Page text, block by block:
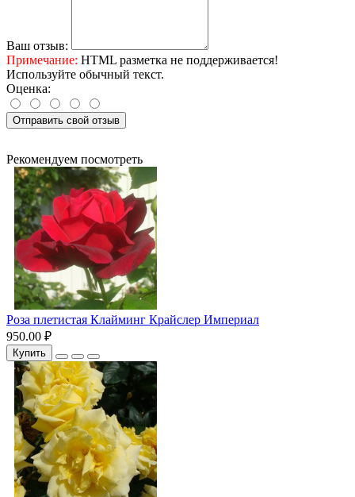
Ваш отзыв:
Примечание: HTML разметка не поддерживается!
Используйте обычный текст.
Оценка:
Отправить свой отзыв
Рекомендуем посмотреть
Роза плетистая Клайминг Крайслер Империал
950.00 ₽
Купить